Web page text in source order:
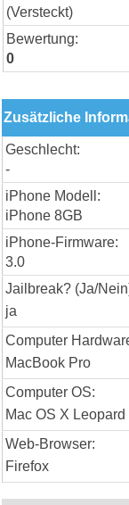
(Versteckt)
Bewertung:
0
Zusätzliche
Geschlecht:
-
iPhone Modell:
iPhone 8GB
iPhone-Firmware:
3.0
Jailbreak? (Ja/
ja
Computer
MacBook Pro
Computer OS:
Mac OS X Leopard
Web-Browser:
Firefox